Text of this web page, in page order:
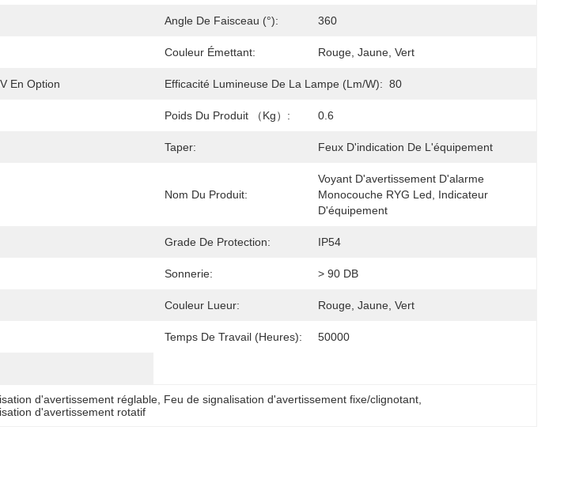
Angle De Faisceau (°): 360
Couleur Émettant: Rouge, Jaune, Vert
En Option Efficacité Lumineuse De La Lampe (lm/w): 80
Poids Du Produit （kg）: 0.6
Taper: Feux D'indication De L'équipement
Nom Du Produit:
Voyant D'avertissement D'alarme
Monocouche RYG Led, Indicateur
D'équipement
Grade De Protection: IP54
Sonnerie: > 90 DB
Couleur Lueur: Rouge, Jaune, Vert
Temps De Travail (heures): 50000
d'avertissement réglable, Feu de signalisation d'avertissement fixe/clignotant,
d'avertissement rotatif